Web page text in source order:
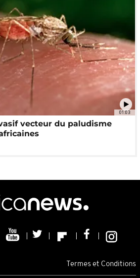
01:03
vecteur du paludisme
Termes et Conditions